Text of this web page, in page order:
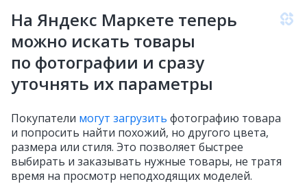
На Яндекс Маркете теперь
можно искать товары
по фотографии и сразу
уточнять их параметры
Покупатели могут загрузить фотографию товара
и попросить найти похожий, но другого цвета,
размера или стиля. Это позволяет быстрее
выбирать и заказывать нужные товары, не тратя
время на просмотр неподходящих моделей.